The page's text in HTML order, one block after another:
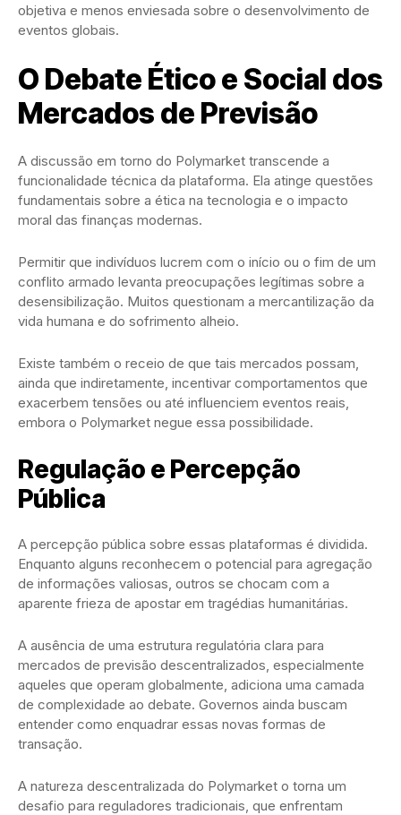
objetiva e menos enviesada sobre o desenvolvimento de
eventos globais.
O Debate Ético e Social dos
Mercados de Previsão
A discussão em torno do Polymarket transcende a
funcionalidade técnica da plataforma. Ela atinge questões
fundamentais sobre a ética na tecnologia e o impacto
moral das finanças modernas.
Permitir que indivíduos lucrem com o início ou o fim de um
conflito armado levanta preocupações legítimas sobre a
desensibilização. Muitos questionam a mercantilização da
vida humana e do sofrimento alheio.
Existe também o receio de que tais mercados possam,
ainda que indiretamente, incentivar comportamentos que
exacerbem tensões ou até influenciem eventos reais,
embora o Polymarket negue essa possibilidade.
Regulação e Percepção
Pública
A percepção pública sobre essas plataformas é dividida.
Enquanto alguns reconhecem o potencial para agregação
de informações valiosas, outros se chocam com a
aparente frieza de apostar em tragédias humanitárias.
A ausência de uma estrutura regulatória clara para
mercados de previsão descentralizados, especialmente
aqueles que operam globalmente, adiciona uma camada
de complexidade ao debate. Governos ainda buscam
entender como enquadrar essas novas formas de
transação.
A natureza descentralizada do Polymarket o torna um
desafio para reguladores tradicionais, que enfrentam